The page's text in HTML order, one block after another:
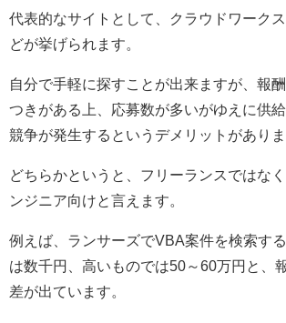
代表的なサイトとして、クラウドワーク
どが挙げられます。
自分で手軽に探すことが出来ますが、報
つきがある上、応募数が多いがゆえに供
競争が発生するというデメリットがありま
どちらかというと、フリーランスではな
ンジニア向けと言えます。
例えば、ランサーズでVBA案件を検索す
は数千円、高いものでは50～60万円と、
差が出ています。